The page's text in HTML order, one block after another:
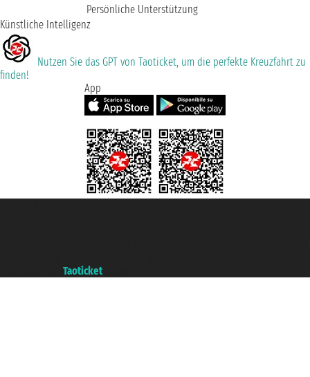
Persönliche Unterstützung
Künstliche Intelligenz
Nutzen Sie das GPT von Taoticket, um die perfekte Kreuzfahrt zu
finden!
App
Taoticket